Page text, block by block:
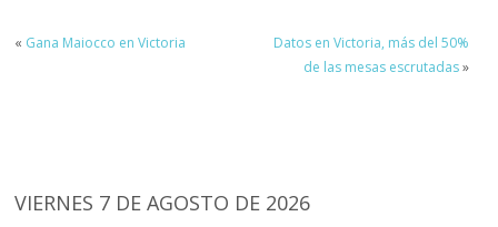
« Gana Maiocco en Victoria
Datos en Victoria, más del 50%
de las mesas escrutadas»
VIERNES 7 DE AGOSTO DE 2026